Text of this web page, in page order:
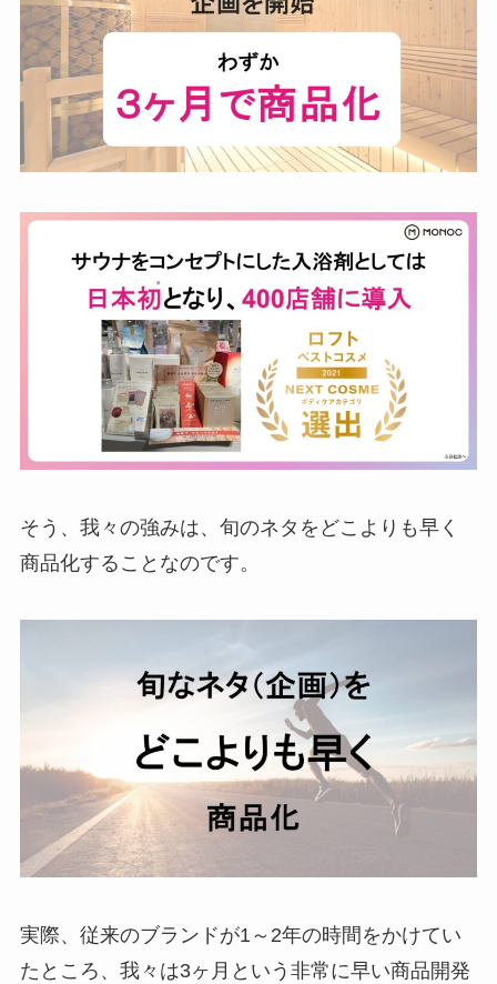
そう、我々の強みは、旬のネタをどこよりも早く
商品化することなのです。
実際、従来のブランドが1～2年の時間をかけてい
たところ、我々は3ヶ月という非常に早い商品開発